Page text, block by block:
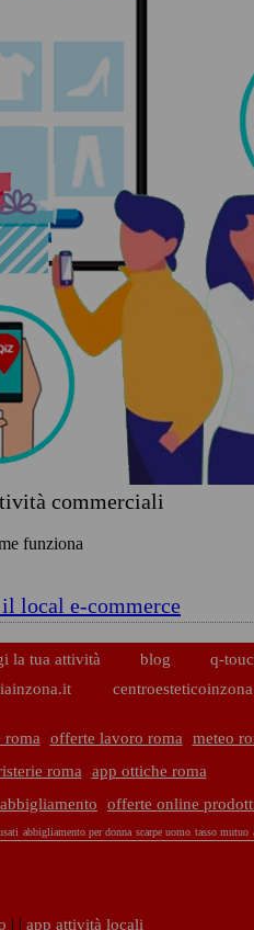
commerciali
funziona
local e-commerce
la tua attività blog
q-
roma offerte lavoro roma meteo
roma
app ottiche roma
offerte online
abbigliamento per donna scarpe uomo tasso mutuo
| | app attività locali